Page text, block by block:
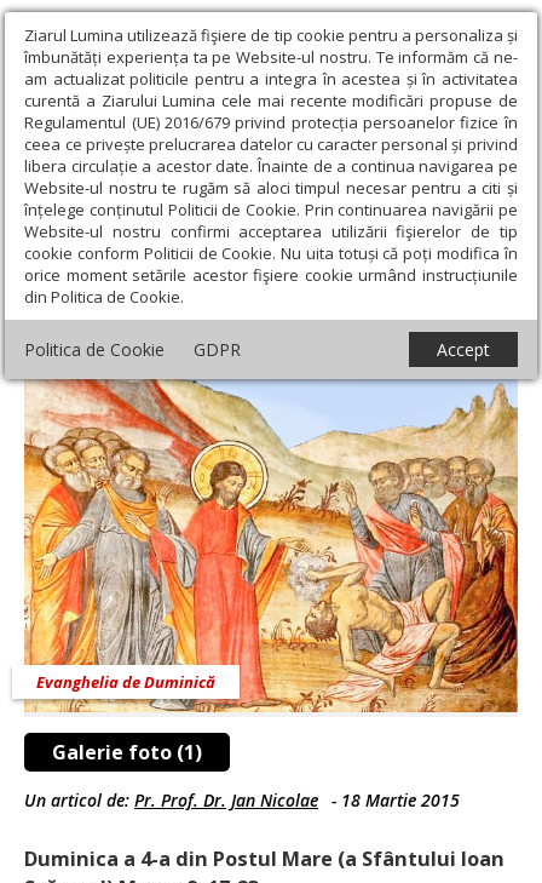
Ziarul Lumina utilizează fişiere de tip cookie pentru a personaliza și
îmbunătăți experiența ta pe Website-ul nostru. Te informăm că ne-
am actualizat politicile pentru a integra în acestea și în activitatea
curentă a Ziarului Lumina cele mai recente modificări propuse de
Regulamentul (UE) 2016/679 privind protecția persoanelor fizice în
ceea ce privește prelucrarea datelor cu caracter personal și privind
libera circulație a acestor date. Înainte de a continua navigarea pe
Website-ul nostru te rugăm să aloci timpul necesar pentru a citi și
înțelege conținutul Politicii de Cookie. Prin continuarea navigării pe
Website-ul nostru confirmi acceptarea utilizării fişierelor de tip
cookie conform Politicii de Cookie. Nu uita totuși că poți modifica în
orice moment setările acestor fişiere cookie urmând instrucțiunile
din Politica de Cookie.
Politica de Cookie GDPR Accept
Ziarul Lumina › Teologie și spiritualitate ›
Evanghelia de
Duminică › Dinamica credinţei, între demonizare şi îndumnezeire
Dinamica credinţei, între demonizare şi
îndumnezeire
Galerie foto (1)
Evanghelia de Duminică
Un articol de: Pr. Prof. Dr. Jan Nicolae - 18 Martie 2015
Duminica a 4-a din Postul Mare (a Sfântului Ioan